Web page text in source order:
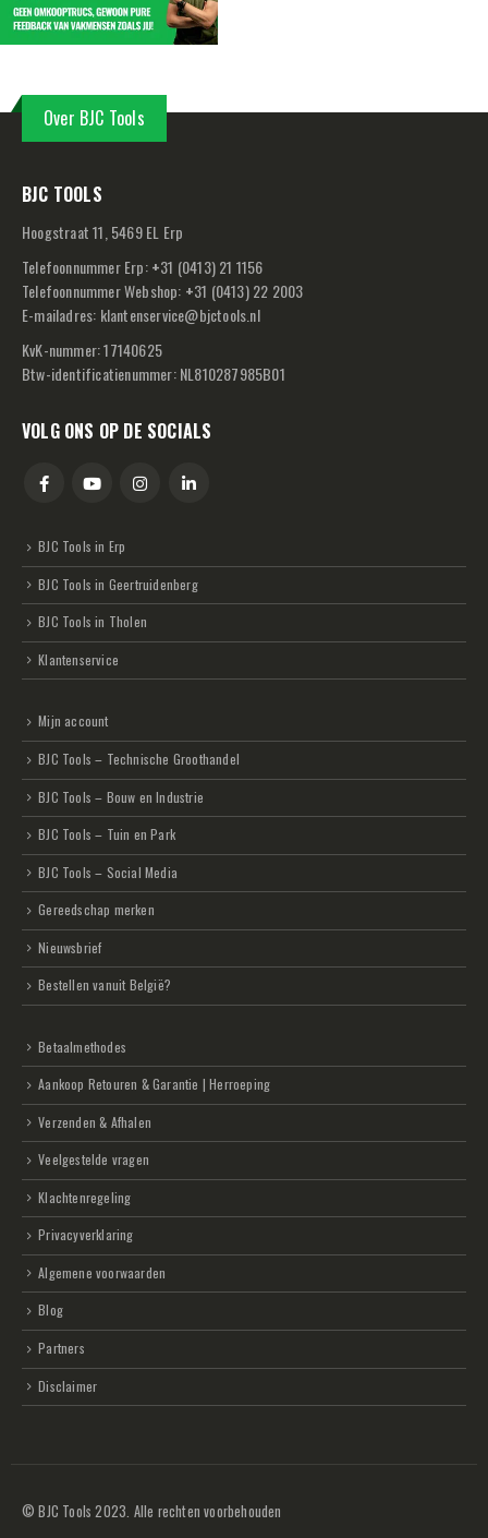
Over BJC Tools
BJC TOOLS
Hoogstraat 11, 5469 EL Erp
Telefoonnummer Erp:+31 (0413) 21 1156
Telefoonnummer Webshop: +31 (0413) 22 2003
E-mailadres: klantenservice@bjctools.nl
KvK-nummer: 17140625
Btw-identificatienummer: NL810287985B01
VOLG ONS OP DE SOCIALS
BJC Tools in Erp
BJC Tools in Geertruidenberg
BJC Tools in Tholen
Klantenservice
Mijn account
BJC Tools – Technische Groothandel
BJC Tools – Bouw en Industrie
BJC Tools – Tuin en Park
BJC Tools – Social Media
Gereedschap merken
Nieuwsbrief
Bestellen vanuit België?
Betaalmethodes
Aankoop Retouren & Garantie | Herroeping
Verzenden & Afhalen
Veelgestelde vragen
Klachtenregeling
Privacyverklaring
Algemene voorwaarden
Blog
Partners
Disclaimer
© BJC Tools 2023. Alle rechten voorbehouden